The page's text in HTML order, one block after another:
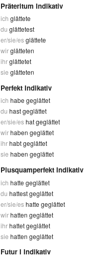
Präteritum Indikativ
ich glättete
du glättetest
er/sie/esglättete
wirglätteten
ihrglättetet
sie glätteten
Perfekt Indikativ
ich habe geglättet
du hast geglättet
er/sie/eshat geglättet
wirhaben geglättet
ihrhabt geglättet
sie haben geglättet
Plusquamperfekt Indikativ
ich hatte geglättet
du hattest geglättet
er/sie/eshatte geglättet
wirhatten geglättet
ihrhattet geglättet
sie hatten geglättet
Futur I Indikativ